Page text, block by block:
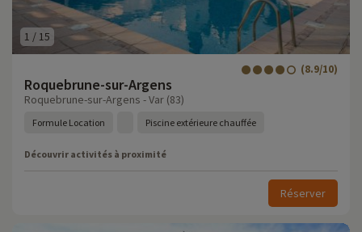
1 / 15
Roquebrune-sur-Argens
(8.9/10)
Roquebrune-sur-Argens - Var (83)
Formule Location Piscine extérieure chauffée
Découvrir activités à proximité
Réserver